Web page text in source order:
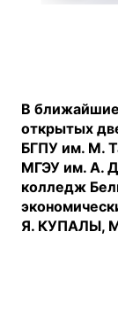
В
открытых
БГПУ им. М.
МГЭУ им. А.
колледж
Я. КУПАЛЫ,